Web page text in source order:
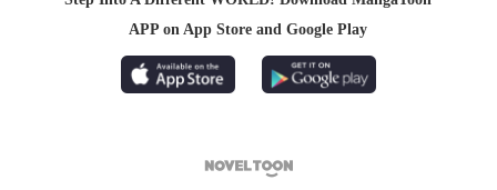
APP on App Store and Google Play
